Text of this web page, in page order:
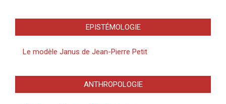
EPISTÉMOLOGIE
Le modèle Janus de Jean-Pierre Petit
ANTHROPOLOGIE